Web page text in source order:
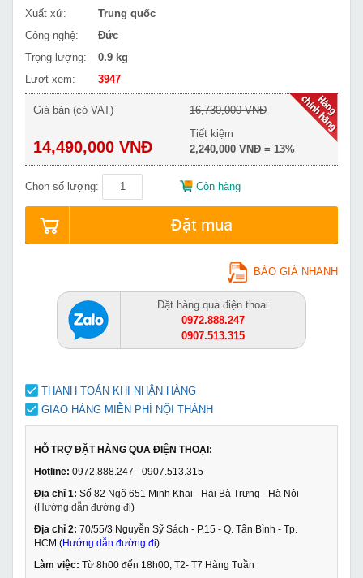
Xuất xứ:
Trung quốc
Công nghệ:
Đức
Trọng lượng:
0.9 kg
Lượt xem:
3947
Giá bán (có VAT)
14,490,000 VNĐ
16,730,000 VNĐ
Tiết kiệm
2,240,000 VNĐ = 13%
Chọn số lượng: Còn hàng
Đặt mua
BÁO GIÁ NHANH
Đặt hàng qua điện thoại
0972.888.247
0907.513.315
THANH TOÁN KHI NHẬN HÀNG
GIAO HÀNG MIỄN PHÍ NỘI THÀNH
HỖ TRỢ ĐẶT HÀNG QUA ĐIỆN THOẠI:
Hotline: 0972.888.247 - 0907.513.315
Địa chỉ 1: Số 82 Ngõ 651 Minh Khai - Hai Bà Trưng - Hà Nội
(Hướng dẫn đường đi)
Địa chỉ 2: 70/55/3 Nguyễn Sỹ Sách - P.15 - Q. Tân Bình - Tp.
HCM (Hướng dẫn đường đi)
Làm việc: Từ 8h00 đến 18h00, T2- T7 Hàng Tuần